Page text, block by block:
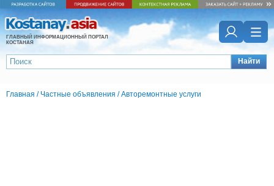
ГЛАВНЫЙ ИНФОРМАЦИОННЫЙ ПОРТАЛ
КОСТАНАЯ
Найти
Главная / Частные объявления /Авторемонтные услуги